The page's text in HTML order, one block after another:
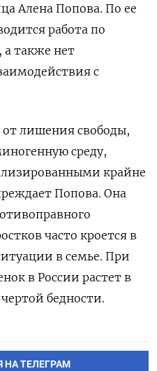
Алена Попова. По ее
работа по
а также нет
с
лишения свободы,
среду,
крайне
Попова. Она
часто кроется в
в семье. При
в России растет в
бедности.
НА ТЕЛЕГРАМ